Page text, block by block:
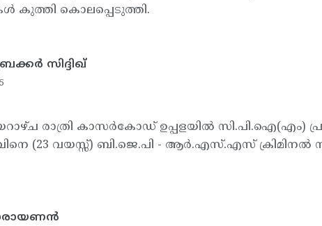
കുത്തി കൊലപ്പെടുത്തി.
സിദ്ദിഖ്
രാത്രി കാസര്‍കോഡ് ഉപ്പളയില്‍ സി.പി.ഐ(എം)
(23 വയസ്സ്) ബി.ജെ.പി - ആര്‍.എസ്.എസ് ക്രിമിനല്‍